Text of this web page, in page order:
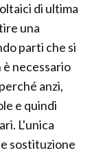
di ultima
una
parti che si
necessario
anzi,
e quindi
L'unica
sostituzione